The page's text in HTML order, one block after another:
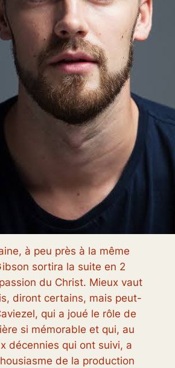
à peu près à la même
sortira la suite en 2
du Christ. Mieux vaut
diront certains, mais peut-
qui a joué le rôle de
si mémorable et qui, au
décennies qui ont suivi, a
de la production